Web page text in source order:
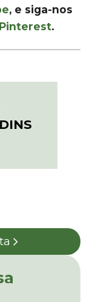
, e siga-nos
Pinterest.